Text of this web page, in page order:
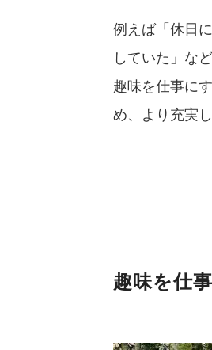
例えば「休日
していた」な
趣味を仕事に
め、より充実
趣味を仕